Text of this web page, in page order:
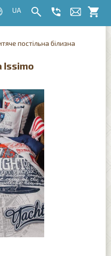
постільна білизна
Issimo